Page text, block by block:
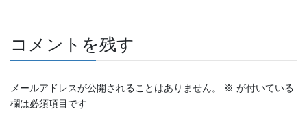
コメントを残す
メールアドレスが公開されることはありません。 ※ が付いている
欄は必須項目です